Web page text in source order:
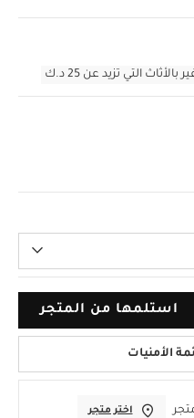
التي تزيد عن 25 د.ك
استلمها من المتجر
الأمنيات
اختر متجر